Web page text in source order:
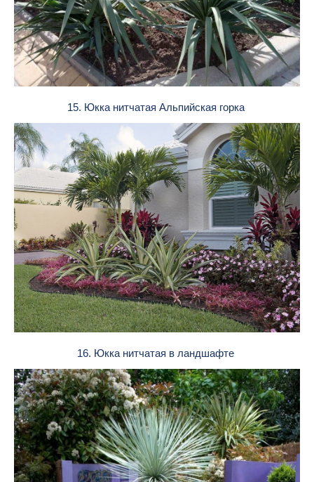
15. Юкка нитчатая Альпийская горка
16. Юкка нитчатая в ландшафте